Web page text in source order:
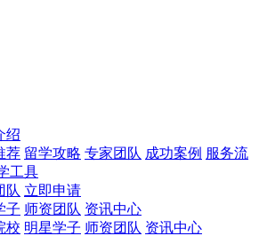
绍
荐 留学攻略 专家团队 成功案例 服务流
工具
队 立即申请
子 师资团队 资讯中心
校 明星学子 师资团队 资讯中心